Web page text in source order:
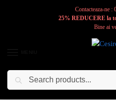
Contacteaza-ne :
25% REDUCERE la
Bine ai
Cesiro